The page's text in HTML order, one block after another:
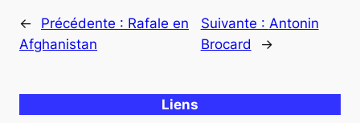
← Précédente : Rafale en
Afghanistan
Suivante : Antonin
Brocard
→
Liens